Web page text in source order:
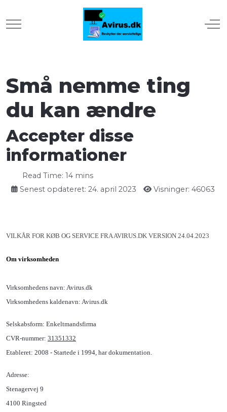
Mobile Menu Toggle
Små nemme ting
du kan ændre
Accepter disse
informationer
Read Time: 14 mins
Senest opdateret: 24. april 2023
Visninger: 46063
VILKÅR FOR KØB OG SERVICE FRA AVIRUS.DK VERSION 24.04.2023
Om virksomheden
Virksomhedens navn: Avirus.dk
Virksomhedens kaldenavn: Avirus.dk
Selskabsform: Enkeltmandsfirma
CVR-nummer: 31351332
Etableret: 2008 - Startede i 1994, har dokumentation.
Adresse:
Stenagervej 9
4100 Ringsted